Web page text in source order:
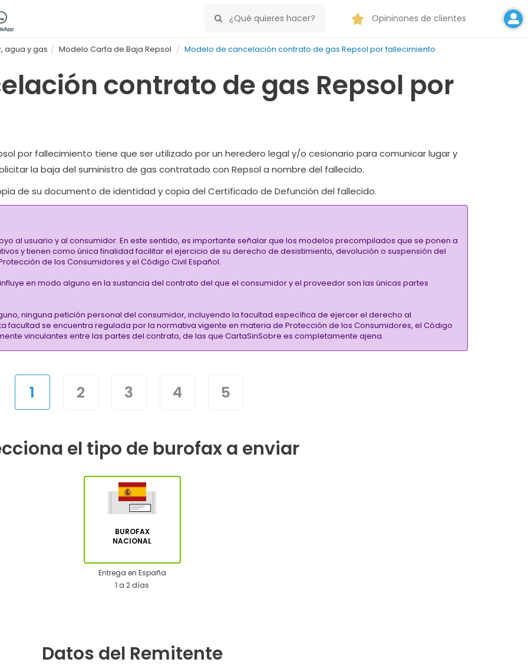
Opininones de clientes
agua y gas Modelo Carta de Baja Repsol Modelo de cancelación contrato de gas Repsol por fallecimiento
contrato de gas Repsol por
por fallecimiento tiene que ser utilizado por un heredero legal y/o cesionario para comunicar lugar y
la baja del suministro de gas contratado con Repsol a nombre del fallecido.
de su documento de identidad y copia del Certificado de Defunción del fallecido.
al usuario y al consumidor. En este sentido, es importante señalar que los modelos precompilados que se ponen a
y tienen como única finalidad facilitar el ejercicio de su derecho de desistimiento, devolución o suspensión del
de los Consumidores y el Código Civil Español.
en modo alguno en la sustancia del contrato del que el consumidor y el proveedor son las únicas partes
ninguna petición personal del consumidor, incluyendo la facultad específica de ejercer el derecho al
facultad se encuentra regulada por la normativa vigente en materia de Protección de los Consumidores, el Código
vinculantes entre las partes del contrato, de las que CartaSinSobre es completamente ajena.
1 2 3 4 5
el tipo de burofax a enviar
BUROFAX
NACIONAL
Entrega en España
1 a 2 días
Datos del Remitente